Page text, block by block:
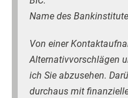
Name des
Von einer
Alternativvorschlägen
ich Sie abzusehen.
durchaus mit